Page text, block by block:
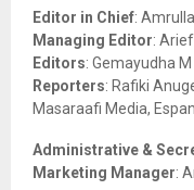
o
r
:
Editor in Chief:
Managing Editor:
Editors: Gemayudha M
Reporters: Rafiki
Masaraafi Media,
Administrative &
Marketing Manager: